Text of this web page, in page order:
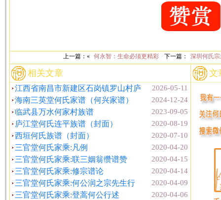
上一篇：« 何永智：生命必须更精彩 下一篇： 深圳何氏
相关文章
2026-05-11
江西省南昌市新建区石岗镇罗山村庐
2024-12-24
海南三英堂何氏家谱（何兴家谱）
2023-09-05
临武县万水何家村族谱
2020-08-19
庐江堂何氏连平族谱（封面）
2020-07-10
西垣何氏族谱（封面）
2020-04-20
三官堂何氏家乘:凡例
2020-04-15
三官堂何氏家乘:联三姻翁缵谱赞
2020-04-14
三官堂何氏家乘:修宗谱论
2020-04-09
三官堂何氏家乘:何公润之宗先生行
2020-04-06
三官堂何氏家乘:登蒿何公行述
文